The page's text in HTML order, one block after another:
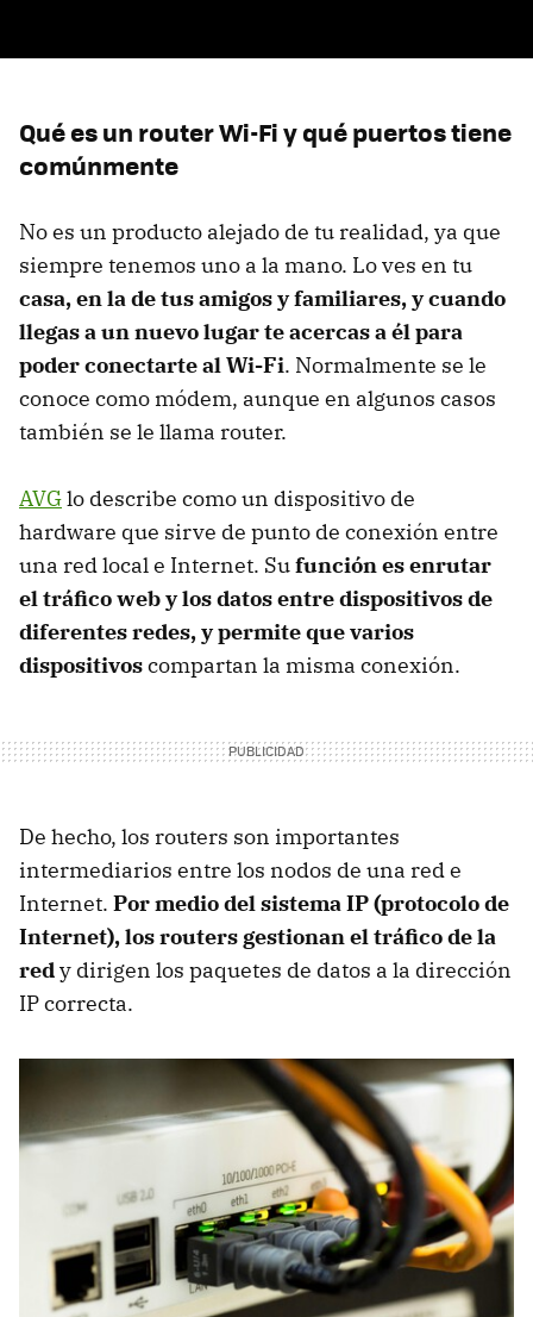
Qué es un router Wi-Fi y qué puertos tiene
comúnmente
No es un producto alejado de tu realidad, ya que
siempre tenemos uno a la mano. Lo ves en tu
casa, en la de tus amigos y familiares, y cuando
llegas a un nuevo lugar te acercas a él para
poder conectarte al Wi-Fi. Normalmente se le
conoce como módem, aunque en algunos casos
también se le llama router.
AVGlo describe como un dispositivo de
hardware que sirve de punto de conexión entre
una red local e Internet. Sufunción es enrutar
el tráfico web y los datos entre dispositivos de
diferentes redes, y permite que varios
dispositivoscompartan la misma conexión.
De hecho, los routers son importantes
intermediarios entre los nodos de una red e
Internet. Por medio del sistema IP (protocolo de
Internet), los routers gestionan el tráfico de la
redy dirigen los paquetes de datos a la dirección
IP correcta.